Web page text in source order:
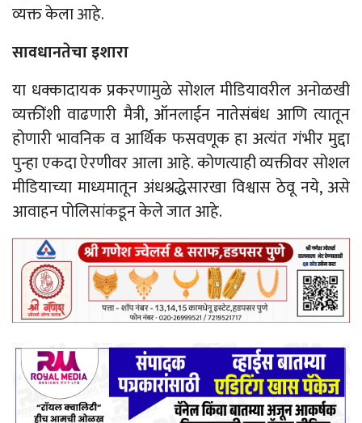
व्यक्त केला आहे.
सावधानतेचा इशारा
या धक्कादायक प्रकरणामुळे सोशल मीडियावरील अनोळखी
व्यक्तींशी वाढणारी मैत्री, ऑनलाईन नातेसंबंध आणि त्यातून
होणारी भावनिक व आर्थिक फसवणूक हा अत्यंत गंभीर मुद्दा
पुन्हा एकदा ऐरणीवर आला आहे. कोणत्याही व्यक्तीवर सोशल
मीडियाच्या माध्यमातून अंधश्रद्धेसारखा विश्वास ठेवू नये, असे
आवाहन पोलिसांकडून केले जात आहे.